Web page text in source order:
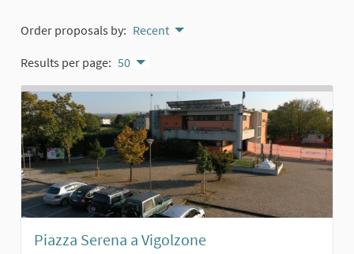
Order proposals by: Recent
Results per page: 50
Piazza Serena a Vigolzone